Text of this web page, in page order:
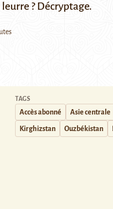
? Décryptage.
TAGS
Accès abonné Asie centrale
Kirghizstan Ouzbékistan